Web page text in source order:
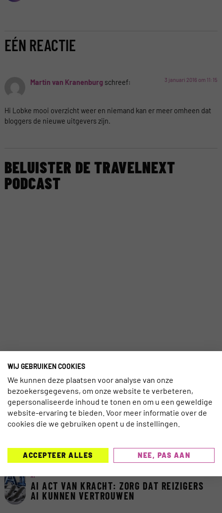
EÉN REACTIE
Martin van Kranenburg schreef: 3 januari 2016 om 11:15
Hi Lobke mooi overzicht weer en niemand kan er meer omheen dat
bloggers de nieuwe uitgevers zijn.
BELUISTER DE TRAVELNEXT
PODCAST
MEEST GELEZEN AFGELOPEN 7
DAGEN
TECHNOLOGIE
VISUMSYSTEEM
AI
AI ACT VAN KRACHT: ZORG DAT REIZIGERS
AI KUNNEN VERTROUWEN
WIJ GEBRUIKEN COOKIES
We kunnen deze plaatsen voor analyse van onze
bezoekersgegevens, om onze website te verbeteren,
gepersonaliseerde inhoud te tonen en om u een geweldige
website-ervaring te bieden. Voor meer informatie over de
cookies die we gebruiken opent u de instellingen.
ACCEPTEER ALLES NEE, PAS AAN